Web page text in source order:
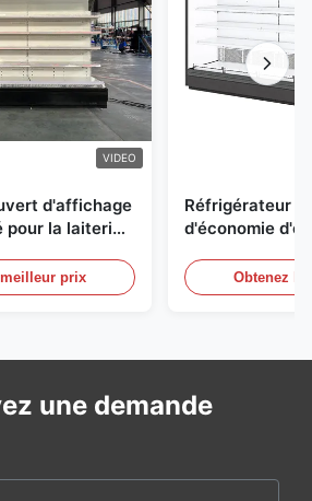
VIDEO
d'affichage
pour la laiterie
prix
Réfrigérateur
d'économie
Obtenez
une demande